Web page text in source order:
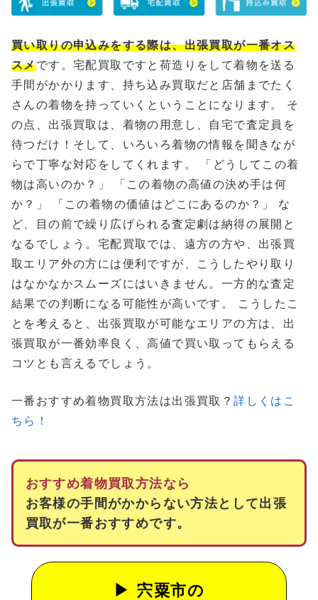
買い取りの申込みをする際は、出張買取が一番オス
スメです。宅配買取ですと荷造りをして着物を送る
手間がかかります、持ち込み買取だと店舗までたく
さんの着物を持っていくということになります。 そ
の点、出張買取は、着物の用意し、自宅で査定員を
待つだけ！そして、いろいろ着物の情報を聞きなが
らで丁寧な対応をしてくれます。 「どうしてこの着
物は高いのか？」 「この着物の高値の決め手は何
か？」 「この着物の価値はどこにあるのか？」 な
ど、目の前で繰り広げられる査定劇は納得の展開と
なるでしょう。宅配買取では、遠方の方や、出張買
取エリア外の方には便利ですが、こうしたやり取り
はなかなかスムーズにはいきません。一方的な査定
結果での判断になる可能性が高いです。 こうしたこ
とを考えると、出張買取が可能なエリアの方は、出
張買取が一番効率良く、高値で買い取ってもらえる
コツとも言えるでしょう。
一番おすすめ着物買取方法は出張買取？詳しくはこ
ちら！
おすすめ着物買取方法なら
お客様の手間がかからない方法として出張
買取が一番おすすめです。
宍粟市の